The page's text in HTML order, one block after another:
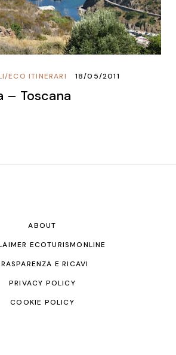
ECO ITINERARI
/ 18/05/2011
– Toscana
ABOUT
ECOTURISMONLINE
E RICAVI
PRIVACY POLICY
COOKIE POLICY